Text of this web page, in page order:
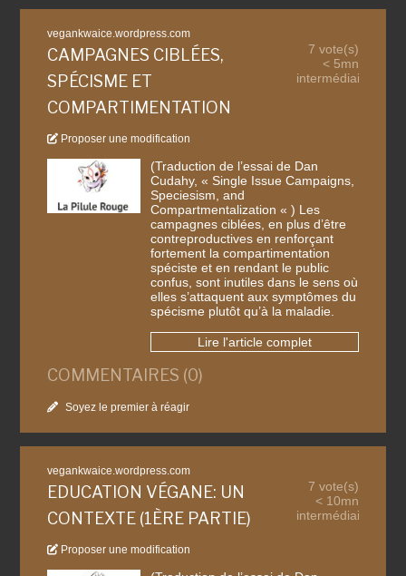
vegankwaice.wordpress.com
CAMPAGNES CIBLÉES,
SPÉCISME ET
COMPARTIMENTATION
Proposer une modification
7 vote(s)
< 5mn
intermédiaire
(Traduction de l’essai de Dan
Cudahy, « Single Issue Campaigns,
Speciesism, and
Compartmentalization « ) Les
campagnes ciblées, en plus d’être
contreproductives en renforçant
fortement la compartimentation
spéciste et en rendant le public
confus, sont inutiles dans le sens où
elles s’attaquent aux symptômes du
spécisme plutôt qu’à la maladie.
Lire l'article complet
COMMENTAIRES (0)
Soyez le premier à réagir
vegankwaice.wordpress.com
EDUCATION VÉGANE: UN
CONTEXTE (1ÈRE PARTIE)
Proposer une modification
7 vote(s)
< 10mn
intermédiaire